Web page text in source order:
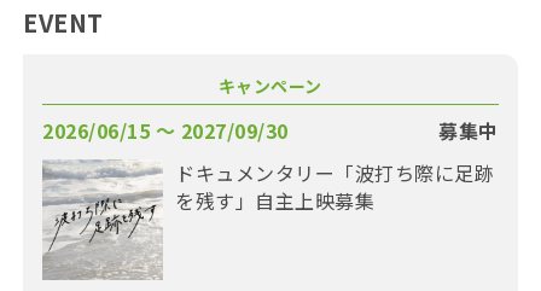
EVENT
キャンペーン
2026/06/15 〜 2027/09/30
募集中
ドキュメンタリー「波打ち際に足跡
を残す」自主上映募集